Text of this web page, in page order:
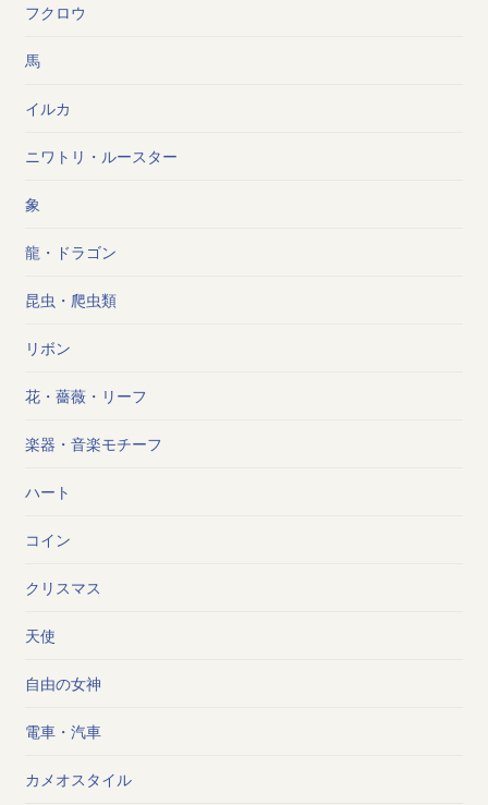
フクロウ
馬
イルカ
ニワトリ・ルースター
象
龍・ドラゴン
昆虫・爬虫類
リボン
花・薔薇・リーフ
楽器・音楽モチーフ
ハート
コイン
クリスマス
天使
自由の女神
電車・汽車
カメオスタイル